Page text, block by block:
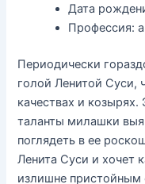
Дата
Профессия:
Периодически
голой Ленитой Суси,
качествах и
таланты милашки
поглядеть в ее
Ленита Суси и хочет
излишне пристойным